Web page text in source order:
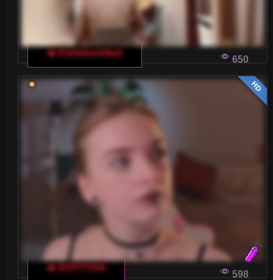
🔥 Karishochka1
650
HD
🔥 KOTTYAA
598